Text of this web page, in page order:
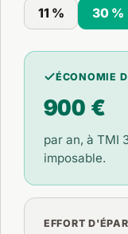
11 % 30 %
ÉCONOMIE
900 €
par an, à TMI
imposable.
EFFORT